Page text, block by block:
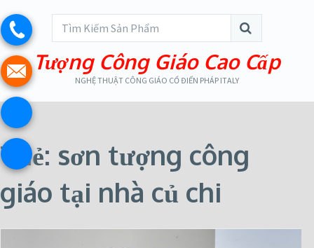
Tượng Công Giáo Cao Cấp
NGHỆ THUẬT CÔNG GIÁO CỔ ĐIỂN PHÁP ITALY
Thẻ: sơn tượng công
giáo tại nhà củ chi